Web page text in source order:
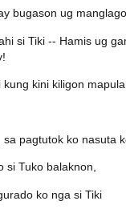
bugason ug
si Tiki -- Hamis ug
kung kini kiligon
sa pagtutok ko nasuta
si Tuko balaknon,
ko nga si Tiki